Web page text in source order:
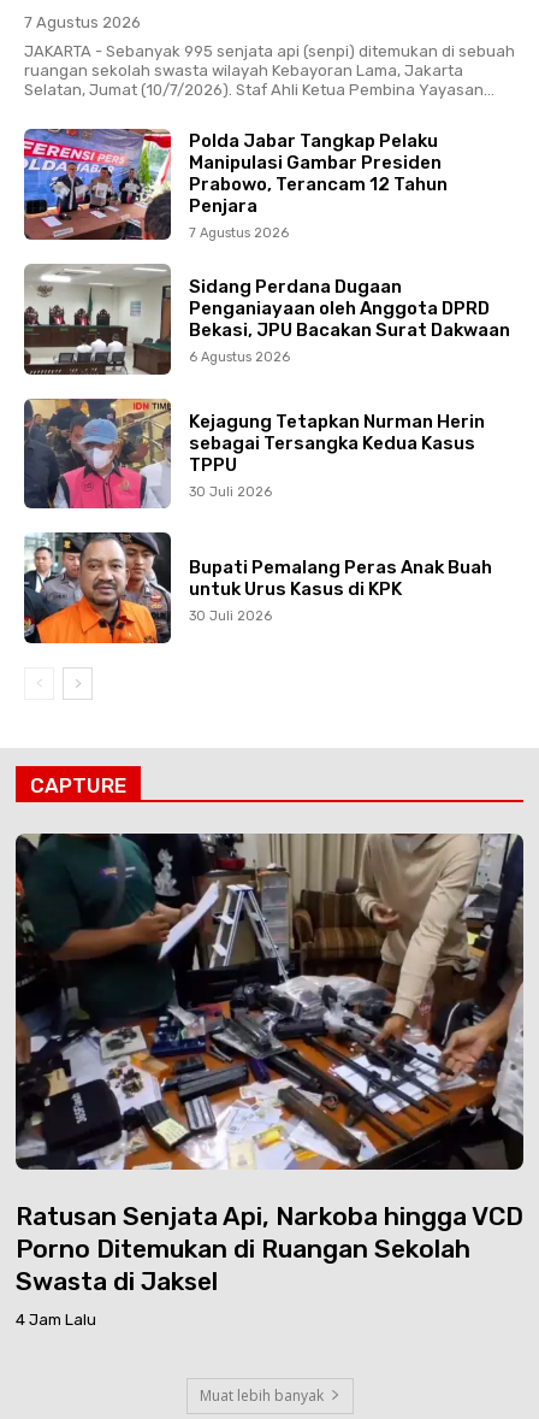
7 Agustus 2026
JAKARTA - Sebanyak 995 senjata api (senpi) ditemukan di sebuah
ruangan sekolah swasta wilayah Kebayoran Lama, Jakarta
Selatan, Jumat (10/7/2026). Staf Ahli Ketua Pembina Yayasan...
Polda Jabar Tangkap Pelaku
Manipulasi Gambar Presiden
Prabowo, Terancam 12 Tahun
Penjara
7 Agustus 2026
Sidang Perdana Dugaan
Penganiayaan oleh Anggota DPRD
Bekasi, JPU Bacakan Surat Dakwaan
6 Agustus 2026
Kejagung Tetapkan Nurman Herin
sebagai Tersangka Kedua Kasus
TPPU
30 Juli 2026
Bupati Pemalang Peras Anak Buah
untuk Urus Kasus di KPK
30 Juli 2026
CAPTURE
Ratusan Senjata Api, Narkoba hingga VCD
Porno Ditemukan di Ruangan Sekolah
Swasta di Jaksel
4 Jam Lalu
Muat lebih banyak